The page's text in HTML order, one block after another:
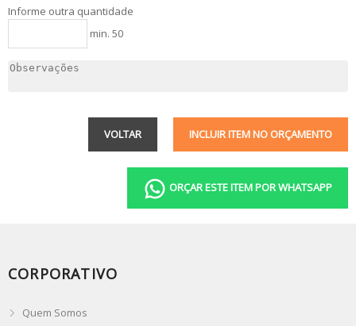
Informe outra quantidade
min. 50
INCLUIR ITEM NO ORÇAMENTO
VOLTAR
ORÇAR ESTE ITEM POR WHATSAPP
CORPORATIVO
Quem Somos